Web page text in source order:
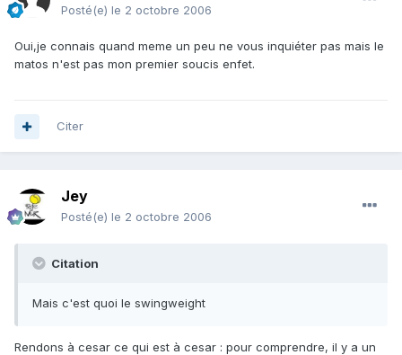
Posté(e) le 2 octobre 2006
Oui,je connais quand meme un peu ne vous inquiéter pas mais le
matos n'est pas mon premier soucis enfet.
Citer
Jey
Posté(e) le 2 octobre 2006
Citation
Mais c'est quoi le swingweight
Rendons à cesar ce qui est à cesar : pour comprendre, il y a un